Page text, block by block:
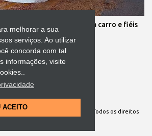
melhorar a sua
serviços. Ao utilizar
concorda com tal
informações, visite
ACEITO
de Corpus Christi com carro e fiéis
Tecnologia do Blogger
Nossa Senhora cuida de mim. Todos os direitos